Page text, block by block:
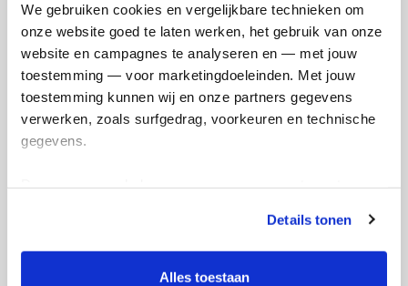
We gebruiken cookies en vergelijkbare technieken om
onze website goed te laten werken, het gebruik van onze
website en campagnes te analyseren en — met jouw
toestemming — voor marketingdoeleinden. Met jouw
toestemming kunnen wij en onze partners gegevens
verwerken, zoals surfgedrag, voorkeuren en technische
gegevens.
tonen. Je kunt je toestemming op elk moment wijzigen of
intrekken via Cookie instellingen onderaan de pagina. De
lijst met cookies is te vinden in het tabblad “details”.
Details tonen
Alles toestaan
Ik wil bijdragen aan de transactiekosten